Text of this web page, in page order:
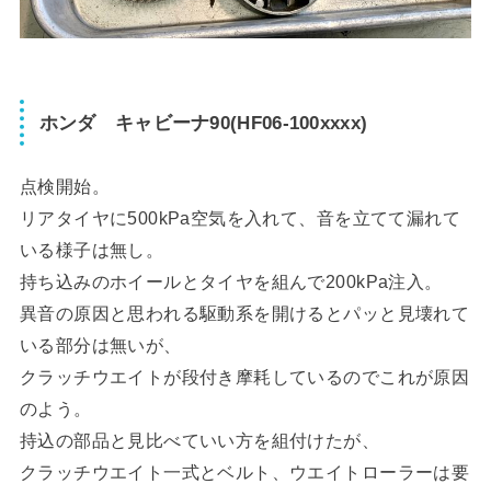
ホンダ キャビーナ90(HF06-100xxxx)
点検開始。
リアタイヤに500kPa空気を入れて、音を立てて漏れて
いる様子は無し。
持ち込みのホイールとタイヤを組んで200kPa注入。
異音の原因と思われる駆動系を開けるとパッと見壊れて
いる部分は無いが、
クラッチウエイトが段付き摩耗しているのでこれが原因
のよう。
持込の部品と見比べていい方を組付けたが、
クラッチウエイト一式とベルト、ウエイトローラーは要